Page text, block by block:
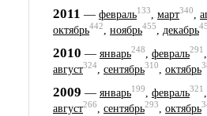
2011 — февраль133 март340
октябрь442, ноябрь455, декабрь
2010 — январь248 февраль291
август324, сентябрь310, октябрь
2009 — январь199 февраль321
август266, сентябрь293, октябрь